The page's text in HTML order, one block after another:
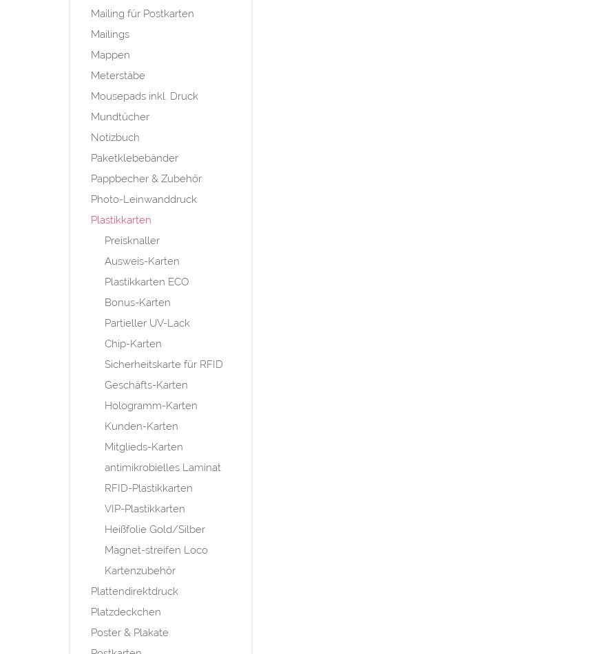
Mailing für Postkarten
Mailings
Mappen
Meterstäbe
Mousepads inkl. Druck
Mundtücher
Notizbuch
Paketklebebänder
Pappbecher & Zubehör
Photo-Leinwanddruck
Plastikkarten
Preisknaller
Ausweis-Karten
Plastikkarten ECO
Bonus-Karten
Partieller UV-Lack
Chip-Karten
Sicherheitskarte für RFID
Geschäfts-Karten
Hologramm-Karten
Kunden-Karten
Mitglieds-Karten
antimikrobielles Laminat
RFID-Plastikkarten
VIP-Plastikkarten
Heißfolie Gold/Silber
Magnet-streifen Loco
Kartenzubehör
Plattendirektdruck
Platzdeckchen
Poster & Plakate